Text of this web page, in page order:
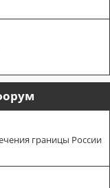
границы России